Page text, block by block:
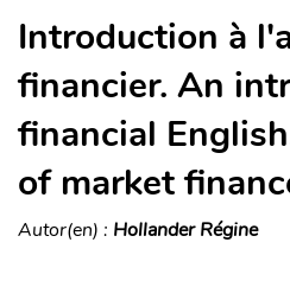
Introduction à
financier. An
financial
of market
Autor(en) : Hollander Régine